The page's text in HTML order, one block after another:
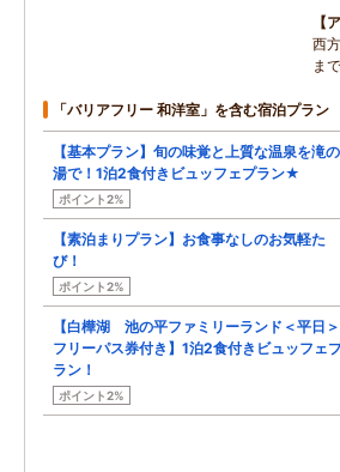
西
ま
「バリアフリー 和洋室」を含む宿泊プラン
【基本プラン】旬の味覚と上質な温泉を滝の
湯で！1泊2食付きビュッフェプラン★
ポイント2%
【素泊まりプラン】お食事なしのお気軽た
び！
ポイント2%
【白樺湖 池の平ファミリーランド＜平日＞
フリーパス券付き】1泊2食付きビュッフェ
ラン！
ポイント2%